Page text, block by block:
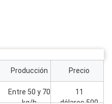
Producción Precio
Entre 50 y 70
11